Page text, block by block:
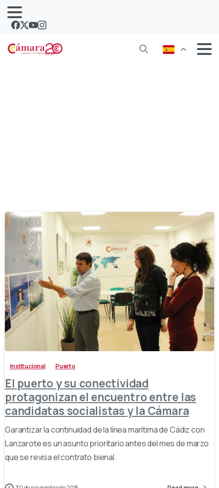
-
Institucional Puerto
El puerto y su conectividad
protagonizan el encuentro entre las
candidatas socialistas y la Cámara
Garantizar la continuidad de la línea marítima de Cádiz con
Lanzarote es un asunto prioritario antes del mes de marzo
que se revisa el contrato bienal.